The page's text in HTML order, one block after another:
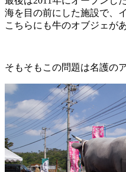
海を目の前にした施設で、
こちらにも牛のオブジェが
そもそもこの問題は名護の